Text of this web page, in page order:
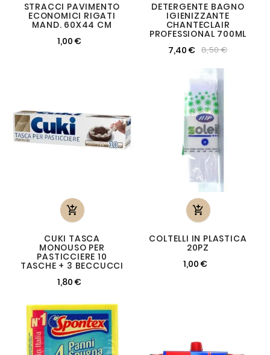
STRACCI PAVIMENTO
ECONOMICI RIGATI
MAND. 60X44 CM
1,00 €
DETERGENTE BAGNO
IGIENIZZANTE
CHANTECLAIR
PROFESSIONAL 700ML
7,40 € 8,50 €

CUKI TASCA
MONOUSO PER
PASTICCIERE 10
TASCHE + 3 BECCUCCI
1,80 €

COLTELLI IN PLASTICA
20PZ
1,00 €